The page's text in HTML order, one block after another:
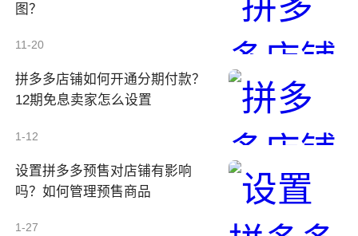
图？
11-20
拼多多店铺如何开通分期付款？
12期免息卖家怎么设置
1-12
设置拼多多预售对店铺有影响
吗？如何管理预售商品
1-27